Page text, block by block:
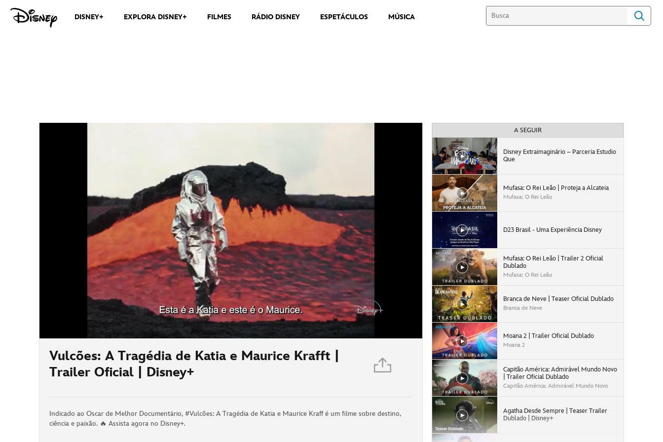
DISNEY+ EXPLORA DISNEY+ FILMES RÁDIO DISNEY ESPETÁCULOS MÚSICA
Vulcões: A Tragédia de Katia e Maurice Krafft |
Trailer Oficial | Disney+
Indicado ao Oscar de Melhor Documentário, #Vulcões: A Tragédia de Katia e Maurice Kraff é um filme sobre destino,
ciência e paixão. 🔥 Assista agora no Disney+.
A SEGUIR
Disney Extraimaginário – Parceria Estudio
Que
Mufasa: O Rei Leão | Proteja a Alcateia
Mufasa: O Rei Leão
D23 Brasil - Uma Experiência Disney
Mufasa: O Rei Leão | Trailer 2 Oficial
Dublado
Mufasa: O Rei Leão
Branca de Neve | Teaser Oficial Dublado
Branca de Neve
Moana 2 | Trailer Oficial Dublado
Moana 2
Capitão América: Admirável Mundo Novo
| Trailer Oficial Dublado
Capitão América: Admirável Mundo Novo
Agatha Desde Sempre | Teaser Trailer
Dublado | Disney+